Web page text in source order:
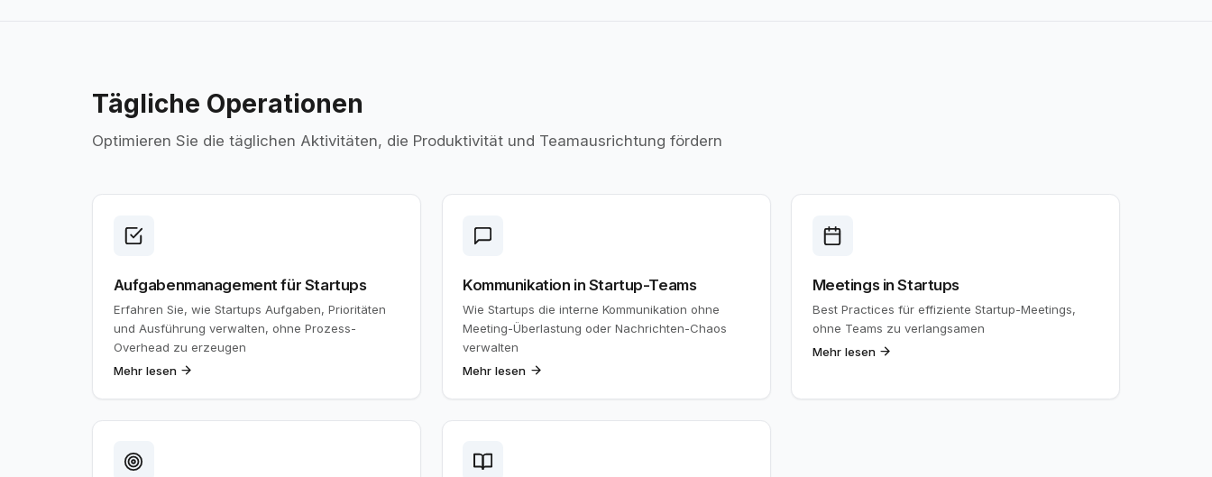
Tägliche Operationen
Optimieren Sie die täglichen Aktivitäten, die Produktivität und Teamausrichtung fördern
Aufgabenmanagement für Startups
Erfahren Sie, wie Startups Aufgaben, Prioritäten
und Ausführung verwalten, ohne Prozess-
Overhead zu erzeugen
Mehr lesen
Kommunikation in Startup-Teams
Wie Startups die interne Kommunikation ohne
Meeting-Überlastung oder Nachrichten-Chaos
verwalten
Mehr lesen
Meetings in Startups
Best Practices für effiziente Startup-Meetings,
ohne Teams zu verlangsamen
Mehr lesen